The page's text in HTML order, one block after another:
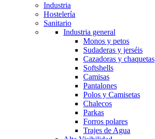
Industria
Hostelería
Sanitario
Industria general
Monos y petos
Sudaderas y jerséis
Cazadoras y chaquetas
Softshells
Camisas
Pantalones
Polos y Camisetas
Chalecos
Parkas
Forros polares
Trajes de Agua